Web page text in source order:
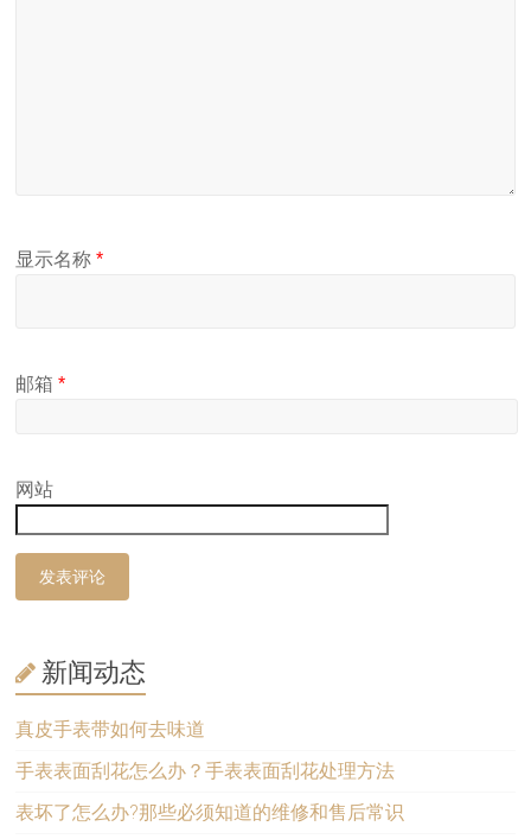
显示名称*
邮箱*
网站
新闻动态
真皮手表带如何去味道
手表表面刮花怎么办？手表表面刮花处理方法
表坏了怎么办?那些必须知道的维修和售后常识